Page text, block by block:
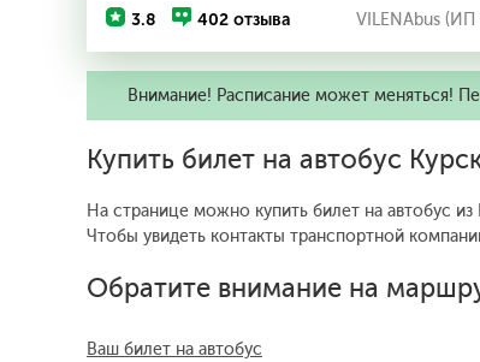
3.8 402 отзыва VILENAbus
Внимание! Расписание может меняться!
Купить билет на автобус
На странице можно купить билет на автобус
Чтобы увидеть контакты транспортной
Обратите внимание на
Ваш билет на автобус